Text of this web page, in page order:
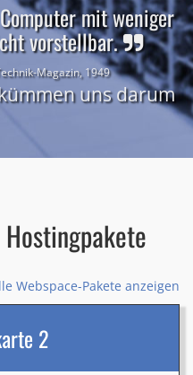
mit weniger
vorstellbar.
Magazin, 1949
uns darum
Webspace-Pakete anzeigen
2